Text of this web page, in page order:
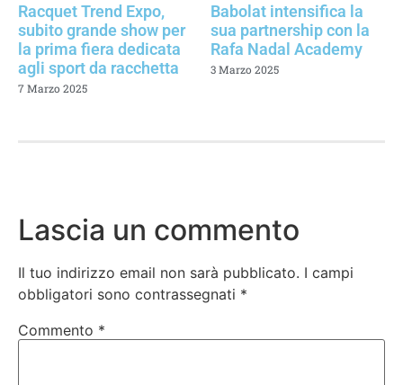
Racquet Trend Expo,
subito grande show per
la prima fiera dedicata
agli sport da racchetta
7 Marzo 2025
Babolat intensifica la
sua partnership con la
Rafa Nadal Academy
3 Marzo 2025
Lascia un commento
Il tuo indirizzo email non sarà pubblicato. I campi
obbligatori sono contrassegnati *
Commento *